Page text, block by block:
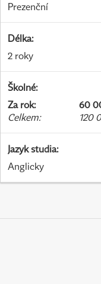
Prezenční
Délka:
2 roky
Školné:
Za rok:
60
Celkem: 120
Jazyk studia:
Anglicky